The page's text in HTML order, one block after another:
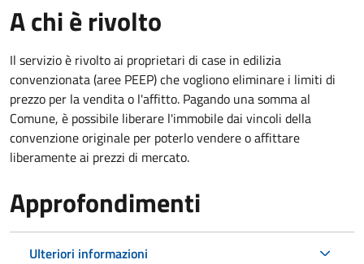
A chi è rivolto
Il servizio è rivolto ai proprietari di case in edilizia
convenzionata (aree PEEP) che vogliono eliminare i limiti di
prezzo per la vendita o l'affitto. Pagando una somma al
Comune, è possibile liberare l'immobile dai vincoli della
convenzione originale per poterlo vendere o affittare
liberamente ai prezzi di mercato.
Approfondimenti
Ulteriori informazioni